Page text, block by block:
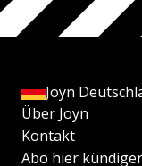
Joyn
Über Joyn
Kontakt
Abo hier